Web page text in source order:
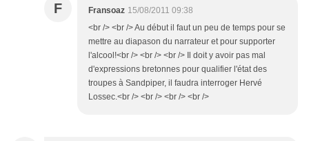
F Fransoaz 15/08/2011 09:38
<br /> <br /> Au début il faut un peu de temps pour se
mettre au diapason du narrateur et pour supporter
l'alcool!<br /> <br /> <br /> Il doit y avoir pas mal
d'expressions bretonnes pour qualifier l'état des
troupes à Sandpiper, il faudra interroger Hervé
Lossec.<br /> <br /> <br /> <br />